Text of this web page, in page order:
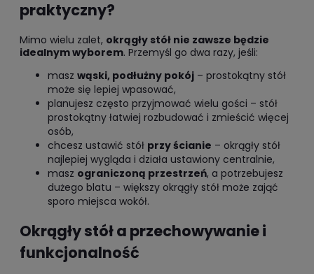
praktyczny?
Mimo wielu zalet, okrągły stół nie zawsze będzie
idealnym wyborem. Przemyśl go dwa razy, jeśli:
masz wąski, podłużny pokój – prostokątny stół
może się lepiej wpasować,
planujesz często przyjmować wielu gości – stół
prostokątny łatwiej rozbudować i zmieścić więcej
osób,
chcesz ustawić stół przy ścianie – okrągły stół
najlepiej wygląda i działa ustawiony centralnie,
masz ograniczoną przestrzeń, a potrzebujesz
dużego blatu – większy okrągły stół może zająć
sporo miejsca wokół.
Okrągły stół a przechowywanie i
funkcjonalność